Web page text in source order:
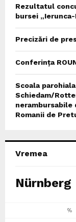
Rezultatul
bursei
Precizări de
Conferința
Scoala
Schiedam/
nerambursabile
Romanii de
Vremea
Nürnberg
%